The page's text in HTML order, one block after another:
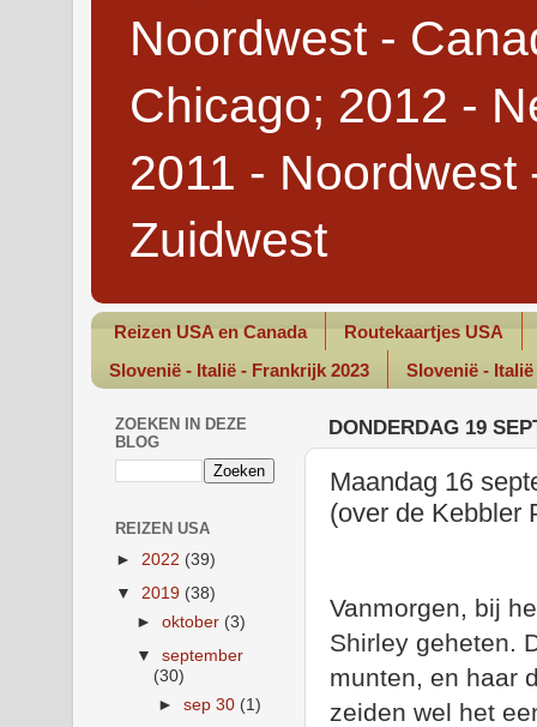
Noordwest -
Chicago; 2012 -
2011 - Noordwest
Zuidwest
Reizen USA en Canada
Routekaartjes USA
Slovenië - Italië - Frankrijk 2023
Slovenië -
DONDERDAG 19
Maandag 16
(over de Kebbler
Vanmorgen, bij
Shirley geheten.
munten, en haar
zeiden wel het
ZOEKEN IN DEZE
BLOG
REIZEN USA
► 2022 (39)
▼ 2019 (38)
►oktober (3)
▼september
(30)
► sep 30 (1)